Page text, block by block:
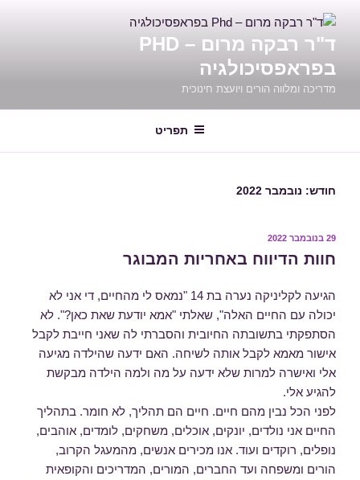
לתוכן
ד"ר רבקה מרום – PHD
בפראפסיכולגיה
מדריכה ומלווה הורים ויועצת חינוכית
תפריט
חודש: נובמבר 2022
פורסם
29 בנובמבר 2022
חוות הדיווח באחריות המבוגר
הגיעה לקליניקה נערה בת 14 "נמאס לי מהחיים, די אני לא
יכולה עם החיים האלה", שאלתי "אמא יודעת שאת כאן?". לא
הסתפקתי בתשובתה החיובית והסברתי לה שאני חייבת לקבל
אישור מאמא לקבל אותה לשיחה. האם ידעה שהילדה מגיעה
אלי ואישרה למרות שלא ידעה על מה ולמה הילדה מבקשת
להגיע אלי.
לפני הכל נבין מהם חיים. חיים הם תהליך, לא חומר. בתהליך
החיים אני נולדים, יונקים, אוכלים, משחקים, לומדים, אוהבים,
נופלים, רוקדים ועוד. אנו מכירים אנשים, מהמעגל הקרוב,
הורים ומשפחה ועד החברים, המורים, המדריכים והקופאית